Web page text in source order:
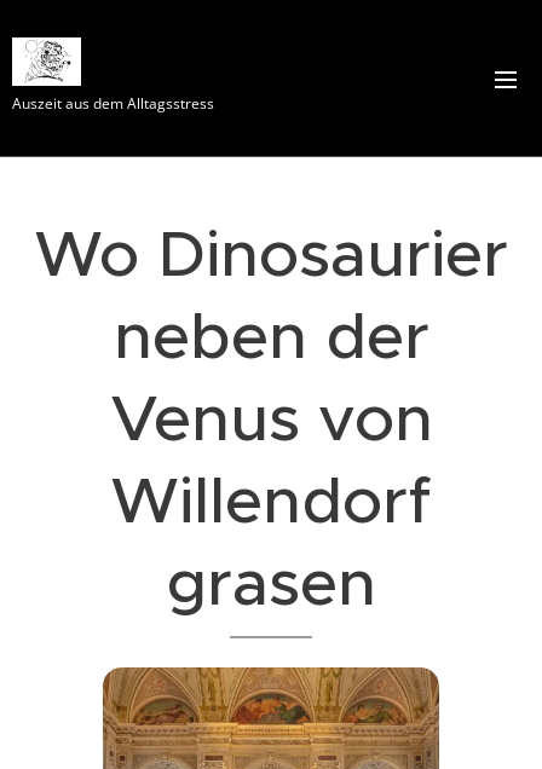
Auszeit aus dem Alltagsstress
Wo Dinosaurier
neben der
Venus von
Willendorf
grasen